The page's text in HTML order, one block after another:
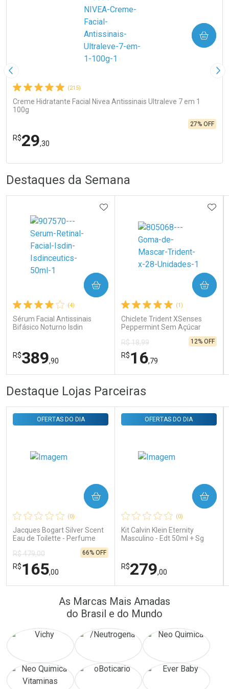
Imagem Anterior
(215)
Creme Hidratante Facial Nivea Antissinais Ultraleve 7 em 1
100g
R$29,30
27% OFF
COMPRAR
Laboratório
Por R$ 29,30/cada
Por Menos
Por R$ 29,30/cada
Destaques da Semana
(4)
Sérum Facial Antissinais
Bifásico Noturno Isdin
R$389,90
ADICIONAR AOS FAVORITOS
COMPRAR
FECHAR
Laboratório
Comprar sem Desconto
Por R$ 389,90/cada
FECHAR
Por Menos
Comprar sem Desconto
Por R$ 389,90/cada
(1)
Chiclete Trident XSenses
Peppermint Sem Açúcar
R$ 18,99
R$16,79
12% OFF
COMPRAR
Comprar sem Desconto
Por R$ 16,79/cada
Por Menos
Comprar sem Desconto
Por R$ 16,79/cada
Destaque Lojas Parceiras
(0)
Jacques Bogart Silver Scent
Eau de Toilette - Perfume
OFERTAS DO DIA
R$ 479,00
R$165,00
66% OFF
COMPRAR
FECHAR
FECHAR
Por Menos
(0)
Kit Calvin Klein Eternity
Masculino - Edt 50ml + Sg
OFERTAS DO DIA
R$279,00
COMPRAR
Laboratório
Por Menos
As Marcas Mais Amadas
do Brasil e do Mundo